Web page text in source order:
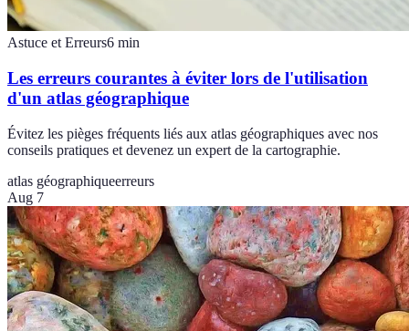
Astuce et Erreurs6 min
Les erreurs courantes à éviter lors de l'utilisation
d'un atlas géographique
Évitez les pièges fréquents liés aux atlas géographiques avec nos
conseils pratiques et devenez un expert de la cartographie.
atlas géographiqueerreurs
Aug 7